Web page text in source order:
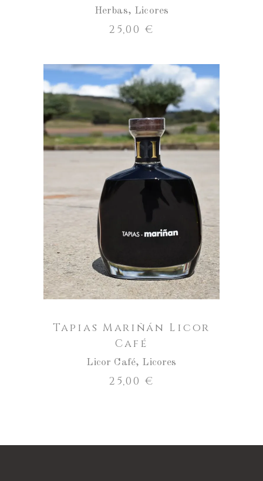
Herbas, Licores
25,00€
ENGADIR AO CARRO
Tapias Mariñán Licor
Café
Licor Café, Licores
25,00€